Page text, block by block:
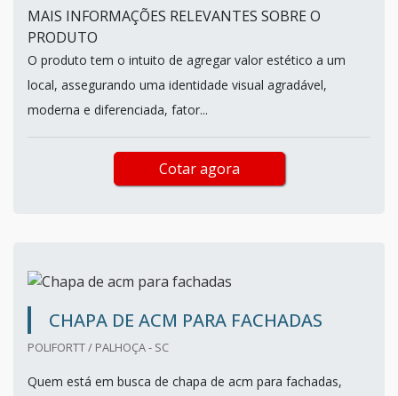
MAIS INFORMAÇÕES RELEVANTES SOBRE O
PRODUTO
O produto tem o intuito de agregar valor estético a um
local, assegurando uma identidade visual agradável,
moderna e diferenciada, fator...
Cotar agora
CHAPA DE ACM PARA FACHADAS
POLIFORTT / PALHOÇA - SC
Quem está em busca de chapa de acm para fachadas,